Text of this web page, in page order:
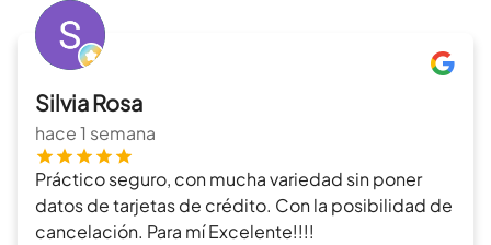
Silvia Rosa
hace 1 semana
Práctico seguro, con mucha variedad sin poner
datos de tarjetas de crédito. Con la posibilidad de
cancelación. Para mí Excelente!!!!